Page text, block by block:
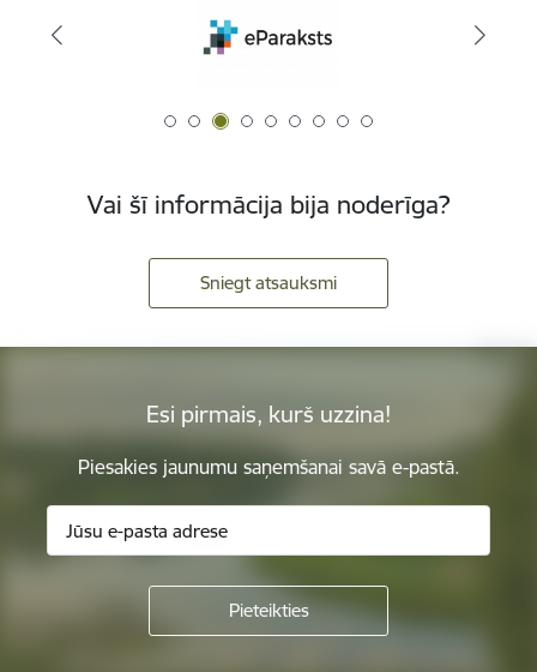
Vai šī informācija bija noderīga?
Sniegt atsauksmi
Esi pirmais, kurš uzzina!
Piesakies jaunumu saņemšanai savā e-pastā.